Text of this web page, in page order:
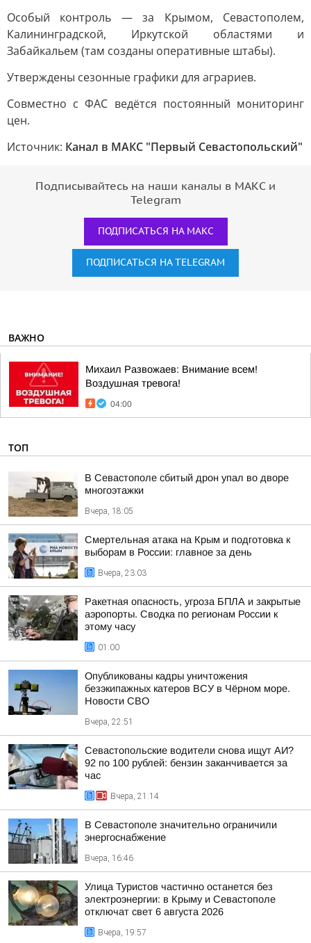
Особый контроль — за Крымом, Севастополем,
Калининградской, Иркутской областями и
Забайкальем (там созданы оперативные штабы).
Утверждены сезонные графики для аграриев.
Совместно с ФАС ведётся постоянный мониторинг
цен.
Источник: Канал в МАКС "Первый Севастопольский"
Подписывайтесь на наши каналы в МАКС и
Telegram
ПОДПИСАТЬСЯ НА МАКС
ПОДПИСАТЬСЯ НА TELEGRAM
ВАЖНО
Михаил Развожаев: Внимание всем!
Воздушная тревога!
04:00
ТОП
В Севастополе сбитый дрон упал во дворе
многоэтажки
Вчера, 18:05
Смертельная атака на Крым и подготовка к
выборам в России: главное за день
Вчера, 23:03
Ракетная опасность, угроза БПЛА и закрытые
аэропорты. Сводка по регионам России к
этому часу
01:00
Опубликованы кадры уничтожения
безэкипажных катеров ВСУ в Чёрном море.
Новости СВО
Вчера, 22:51
Севастопольские водители снова ищут АИ?
92 по 100 рублей: бензин заканчивается за
час
Вчера, 21:14
В Севастополе значительно ограничили
энергоснабжение
Вчера, 16:46
Улица Туристов частично останется без
электроэнергии: в Крыму и Севастополе
отключат свет 6 августа 2026
Вчера, 19:57